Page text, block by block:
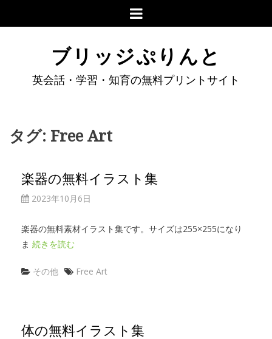
ブリッジぷりんと
英会話・学習・知育の無料プリントサイト
タグ: Free Art
楽器の無料イラスト集
2023年10月6日
楽器の無料素材イラスト集です。サイズは255×255になり
ま 続きを読む
その他 Free Art
体の無料イラスト集